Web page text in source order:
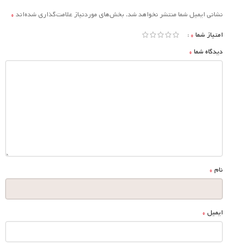
نشانی ایمیل شما منتشر نخواهد شد. بخش‌های موردنیاز علامت‌گذاری شده‌اند*
امتیاز شما*
دیدگاه شما*
نام*
ایمیل*